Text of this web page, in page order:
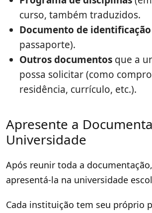
curso, também traduzidos.
Documento de identificação
passaporte).
Outros documentos que a
possa solicitar (como
residência, currículo, etc.).
Apresente a
Universidade
Após reunir toda a
apresentá-la na universidade
Cada instituição tem seu próprio